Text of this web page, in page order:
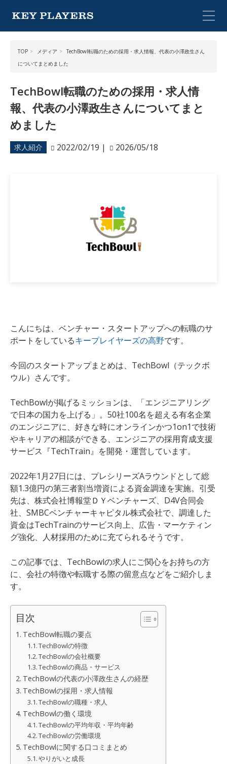
TOP メディア
TechBowl転職のための採用・求人情報、代表の小澤政生さん
についてまとめました
TechBowl転職のための採用・求人情
報、代表の小澤政生さんについてまと
めました
求人紹介 2022/02/19 | 2026/05/18
こんにちは、ベンチャー・スタートアップへの転職のサ
ポートをしているキープレイヤーズの高野です。
今回のスタートアップまとめは、 TechBowl（テックボ
ウル） さんです。
TechBowlが掲げるミッションは、「エンジニアリング
で日本の国力を上げる」。 50社100名を超える有名企業
のエンジニアに、好きな時にオンラインかつ1on1で技術
やキャリアの相談ができる、エンジニアの採用育成支援
サービス『TechTrain』 を開発・ 運営しています。
2022年1月27日には、 プレシリーズAラウンドとして総
額1.3億円の第三者割当増資による資金調達を実施。引受
先は、 株式会社博報堂ＤＹベンチャーズ、D4V合同会
社、SMBCベンチャーキャピタル株式会社で、調達した
資金はTechTrainのサービス向上、広告・マーケティン
グ強化、人材採用のために充てられるそうです。
この記事では、 TechBowlの求人にご関心をお持ちの方
に、会社の特徴や転職する際の留意点などをご紹介しま
す。
目次
TechBowl転職の要点
TechBowlの特徴
TechBowlの会社概要
TechBowlの商品・サービス
TechBowlの代表の小澤政生さんの経歴
TechBowlの採用・求人情報
TechBowlの職種・求人
TechBowlの働く環境
TechBowlの平均年収・平均年齢
TechBowlの労働環境
TechBowlに関する口コミまとめ
やりがいと成長